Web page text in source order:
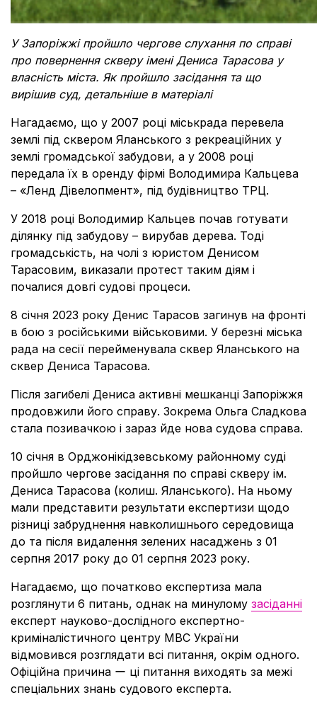
У Запоріжжі пройшло чергове слухання по справі
про повернення скверу імені Дениса Тарасова у
власність міста. Як пройшло засідання та що
вирішив суд, детальніше в матеріалі
Нагадаємо, що у 2007 році міськрада перевела
землі під сквером Яланського з рекреаційних у
землі громадської забудови, а у 2008 році
передала їх в оренду фірмі Володимира Кальцева
– «Ленд Дівелопмент», під будівництво ТРЦ.
У 2018 році Володимир Кальцев почав готувати
ділянку під забудову – вирубав дерева. Тоді
громадськість, на чолі з юристом Денисом
Тарасовим, виказали протест таким діям і
почалися довгі судові процеси.
8 січня 2023 року Денис Тарасов загинув на фронті
в бою з російськими військовими. У березні міська
рада на сесії перейменувала сквер Яланського на
сквер Дениса Тарасова.
Після загибелі Дениса активні мешканці Запоріжжя
продовжили його справу. Зокрема Ольга Сладкова
стала позивачкою і зараз йде нова судова справа.
10 січня в Орджонікідзевському районному суді
пройшло чергове засідання по справі скверу ім.
Дениса Тарасова (колиш. Яланського). На ньому
мали представити результати експертизи щодо
різниці забруднення навколишнього середовища
до та після видалення зелених насаджень з 01
серпня 2017 року до 01 серпня 2023 року.
Нагадаємо, що початково експертиза мала
розглянути 6 питань, однак на минулому засіданні
експерт науково-дослідного експертно-
криміналістичного центру МВС України
відмовився розглядати всі питання, окрім одного.
Офіційна причина ー ці питання виходять за межі
спеціальних знань судового експерта.